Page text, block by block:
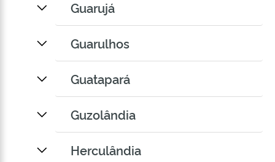
Guarujá
Guarulhos
Guatapará
Guzolândia
Herculândia